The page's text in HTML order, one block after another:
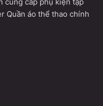
Quần áo thể thao chính